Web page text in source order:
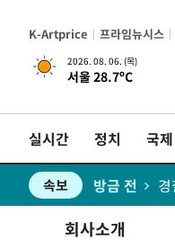
K-Artprice 프라임뉴시스
2026. 08. 06. (목)
서울 28.7ºC
실시간 정치 국제
속보 방금 전
속보 방금 전
속보 3시간 전
속보 3시간 전
회사소개